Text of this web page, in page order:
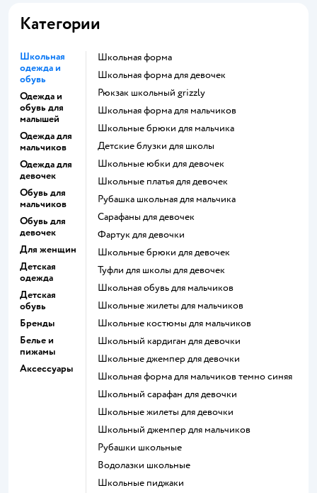
Категории
Школьная
одежда и
обувь
Одежда и
обувь для
малышей
Одежда для
мальчиков
Одежда для
девочек
Обувь для
мальчиков
Обувь для
девочек
Для женщин
Детская
одежда
Детская
обувь
Бренды
Белье и
пижамы
Аксессуары
Школьная форма
Школьная форма для девочек
Рюкзак школьный grizzly
Школьная форма для мальчиков
Школьные брюки для мальчика
Детские блузки для школы
Школьные юбки для девочек
Школьные платья для девочек
Рубашка школьная для мальчика
Сарафаны для девочек
Фартук для девочки
Школьные брюки для девочек
Туфли для школы для девочек
Школьная обувь для мальчиков
Школьные жилеты для мальчиков
Школьные костюмы для мальчиков
Школьный кардиган для девочки
Школьные джемпер для девочки
Школьная форма для мальчиков темно синяя
Школьный сарафан для девочки
Школьные жилеты для девочки
Школьный джемпер для мальчиков
Рубашки школьные
Водолазки школьные
Школьные пиджаки